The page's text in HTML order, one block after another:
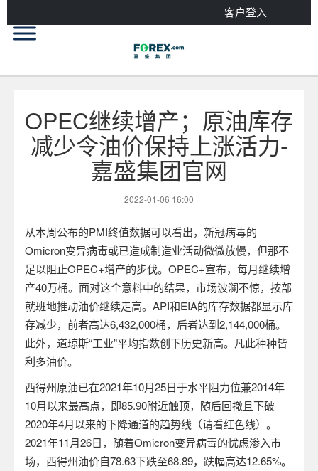
客户登入
OPEC继续增产；原油库存
减少令油价保持上涨活力-
嘉盛集团官网
2022-01-06 16:00
从本周公布的PMI终值数据可以看出，新冠病毒的
Omicron变异病毒或已造成制造业活动微微放慢，但那不
足以阻止OPEC+增产的步伐。 OPEC+宣布，每月继续增
产40万桶。面对这个意料中的结果，市场波澜不惊，按部
就班地推动油价继续走高。 API和EIA的库存数据都显示库
存减少，前者高达6,432,000桶，后者达到2,144,000桶。
此外，道琼斯“工业”平均指数创下历史新高。凡此种种皆
利多油价。
西得州原油已在2021年10月25日于水平阻力位兼2014年
10月以来最高点，即85.90附近触顶，随后回撤且下破
2020年4月以来的下降通道的趋势线（请看红色线）。
2021年11月26日，随着Omicron变异病毒的忧虑渗入市
场，西得州油价自78.63下跌至68.89，跌幅高达12.65%。